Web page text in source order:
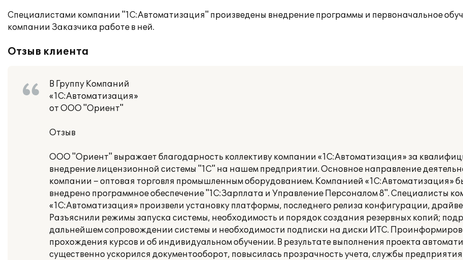
Специалистами компании "1С:Автоматизация" произведены внедрение программы и первоначальное
компании Заказчика работе в ней.
Отзыв клиента
В Группу Компаний
«1С:Автоматизация»
от ООО "Ориент"
Отзыв
ООО "Ориент" выражает благодарность коллективу компании «1С:Автоматизация» за
внедрение лицензионной системы "1С" на нашем предприятии. Основное направление
компании – оптовая торговля промышленным оборудованием. Компанией «1С:Автоматизация»
внедрено программное обеспечение "1С:Зарплата и Управление Персоналом 8". Специалисты
«1С:Автоматизация» произвели установку платформы, последнего релиза конфигурации,
Разъяснили режимы запуска системы, необходимость и порядок создания резервных копий;
дальнейшем сопровождении системы и необходимости подписки на диски ИТС.
прохождения курсов и об индивидуальном обучении. В результате выполнения проекта
существенно ускорился документооборот, повысилась прозрачность учета, службы